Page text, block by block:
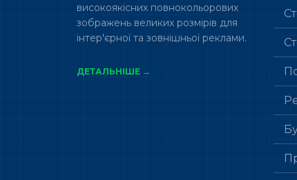
високоякісних повнокольорових
зображень великих розмірів для
інтер'єрної та зовнішньої реклами.
ДЕТАЛЬНІШЕ →